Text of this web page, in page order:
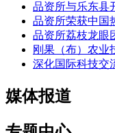
品资所与乐东县
品资所荣获中国
品资所荔枝龙眼
刚果（布）农业
深化国际科技交
媒体报道